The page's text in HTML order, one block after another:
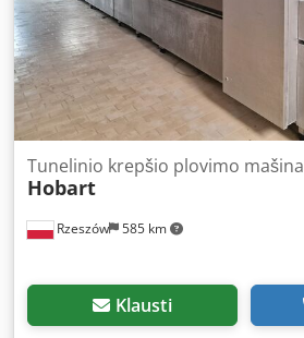
Rzeszów 585 km
Tunelinio krepšio plovimo mašina
Hobart
Klausti